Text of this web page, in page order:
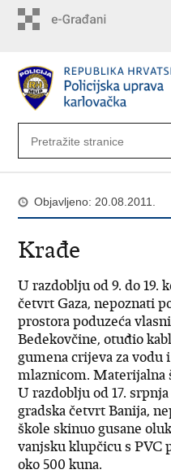
Objavljeno: 20.08.2011.
Krađe
U razdoblju od 9. do 19.
četvrt Gaza, nepoznati
prostora poduzeća
Bedekovčine, otuđio
gumena crijeva za vodu
mlaznicom. Materijalna
U razdoblju od 17.
gradska četvrt Banija,
škole skinuo gusane
vanjsku klupčicu s PVC
oko 500 kuna.